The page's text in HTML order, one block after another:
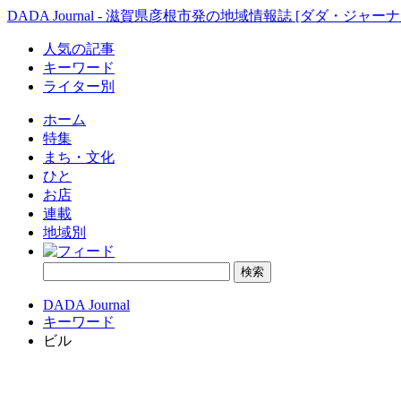
DADA Journal - 滋賀県彦根市発の地域情報誌 [ダダ・ジャー
人気の記事
キーワード
ライター別
ホーム
特集
まち・文化
ひと
お店
連載
地域別
DADA Journal
キーワード
ビル